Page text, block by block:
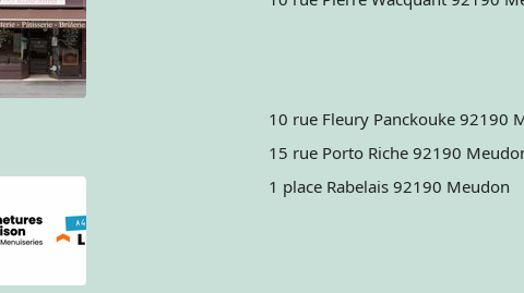
1 place Rabelais 92190 Meudon